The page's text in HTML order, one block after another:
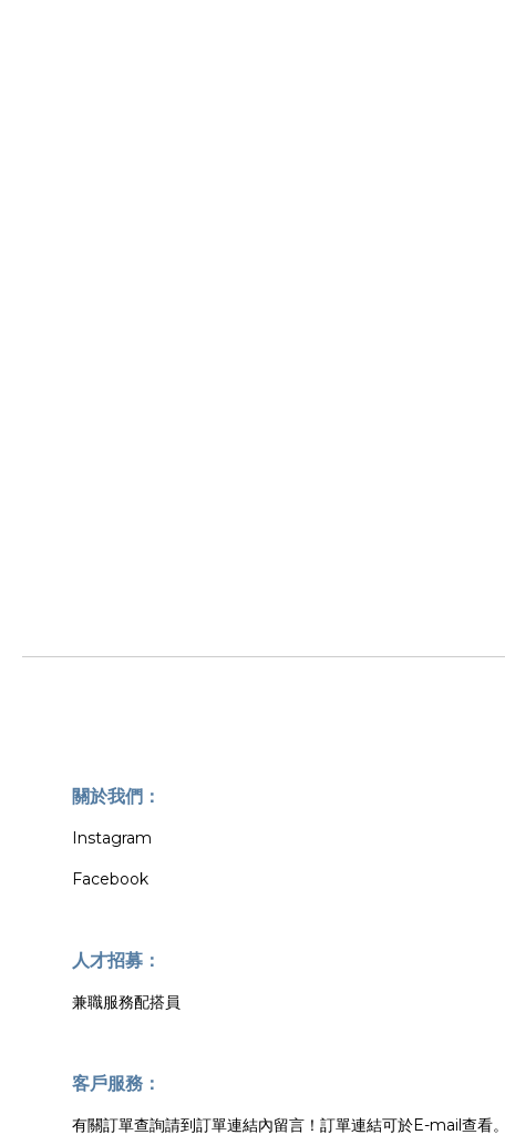
關於我們：
Instagram
Facebook
人才招募：
兼職服務配搭員
客戶服務：
有關訂單查詢請到訂單連結內留言！訂單連結可於E-mail查看。